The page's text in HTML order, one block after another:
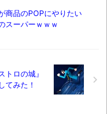
商品のPOPにやりたい
スーパーｗｗｗ
トロの城』
てみた！